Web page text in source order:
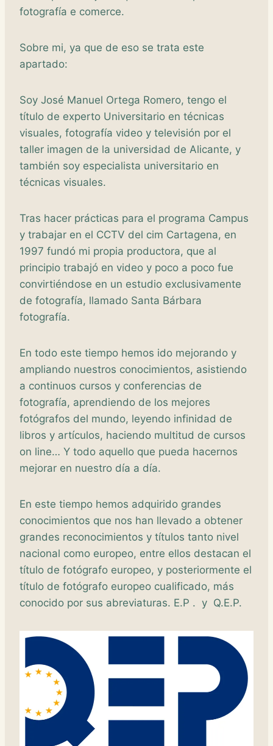
fotografía e comerce.
Sobre mi, ya que de eso se trata este
apartado:
Soy José Manuel Ortega Romero, tengo el
título de experto Universitario en técnicas
visuales, fotografía video y televisión por el
taller imagen de la universidad de Alicante, y
también soy especialista universitario en
técnicas visuales.
Tras hacer prácticas para el programa Campus
y trabajar en el CCTV del cim Cartagena, en
1997 fundó mi propia productora, que al
principio trabajó en video y poco a poco fue
convirtiéndose en un estudio exclusivamente
de fotografía, llamado Santa Bárbara
fotografía.
En todo este tiempo hemos ido mejorando y
ampliando nuestros conocimientos, asistiendo
a continuos cursos y conferencias de
fotografía, aprendiendo de los mejores
fotógrafos del mundo, leyendo infinidad de
libros y artículos, haciendo multitud de cursos
on line… Y todo aquello que pueda hacernos
mejorar en nuestro día a día.
En este tiempo hemos adquirido grandes
conocimientos que nos han llevado a obtener
grandes reconocimientos y títulos tanto nivel
nacional como europeo, entre ellos destacan el
título de fotógrafo europeo, y posteriormente el
título de fotógrafo europeo cualificado, más
conocido por sus abreviaturas. E.P . y Q.E.P.